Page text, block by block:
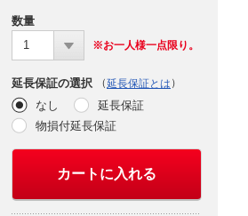
数量
1
※お一人様一点限り。
延長保証の選択 （延長保証とは ）
なし
延長保証
物損付延長保証
カートに入れる